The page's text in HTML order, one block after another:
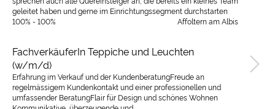
geleitet haben und gerne im Einrichtungssegment durchstarten
100% - 100%
Affoltern am Albis
FachverkäuferIn Teppiche und Leuchten
(w/m/d)
Erfahrung im Verkauf und der KundenberatungFreude an
regelmässigem Kundenkontakt und einer professionellen und
umfassender BeratungFlair für Design und schönes Wohnen